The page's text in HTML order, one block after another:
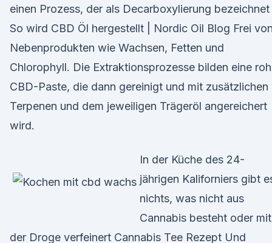
einen Prozess, der als Decarboxylierung bezeichnet
So wird CBD Öl hergestellt | Nordic Oil Blog Frei von
Nebenprodukten wie Wachsen, Fetten und
Chlorophyll. Die Extraktionsprozesse bilden eine
CBD-Paste, die dann gereinigt und mit zusätzlichen
Terpenen und dem jeweiligen Trägeröl angereichert
wird.
In der Küche des 24-
jährigen Kaliforniers gibt
nichts, was nicht aus
Cannabis besteht oder mit
der Droge verfeinert Cannabis Tee Rezept Und